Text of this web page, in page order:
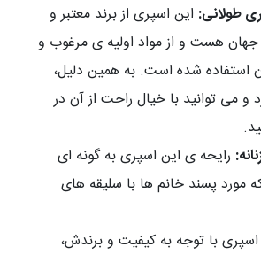
طولانی: این اسپری از برند معتبر و
هست و از مواد اولیه ی مرغوب و
استفاده شده است. به همین دلیل،
و می توانید با خیال راحت از آن در
.
: رایحه ی این اسپری به گونه ای
پسند خانم ها با سلیقه های
با توجه به کیفیت و برندش،